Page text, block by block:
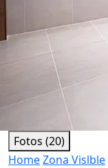
Fotos (20)
HomeZona Vislble